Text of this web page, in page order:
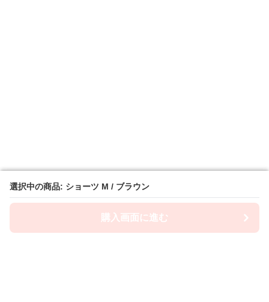
選択中の商品: ショーツ M / ブラウン
購入画面に進む
選択中の商品: ショーツ M / ブラウン
購入画面に進む